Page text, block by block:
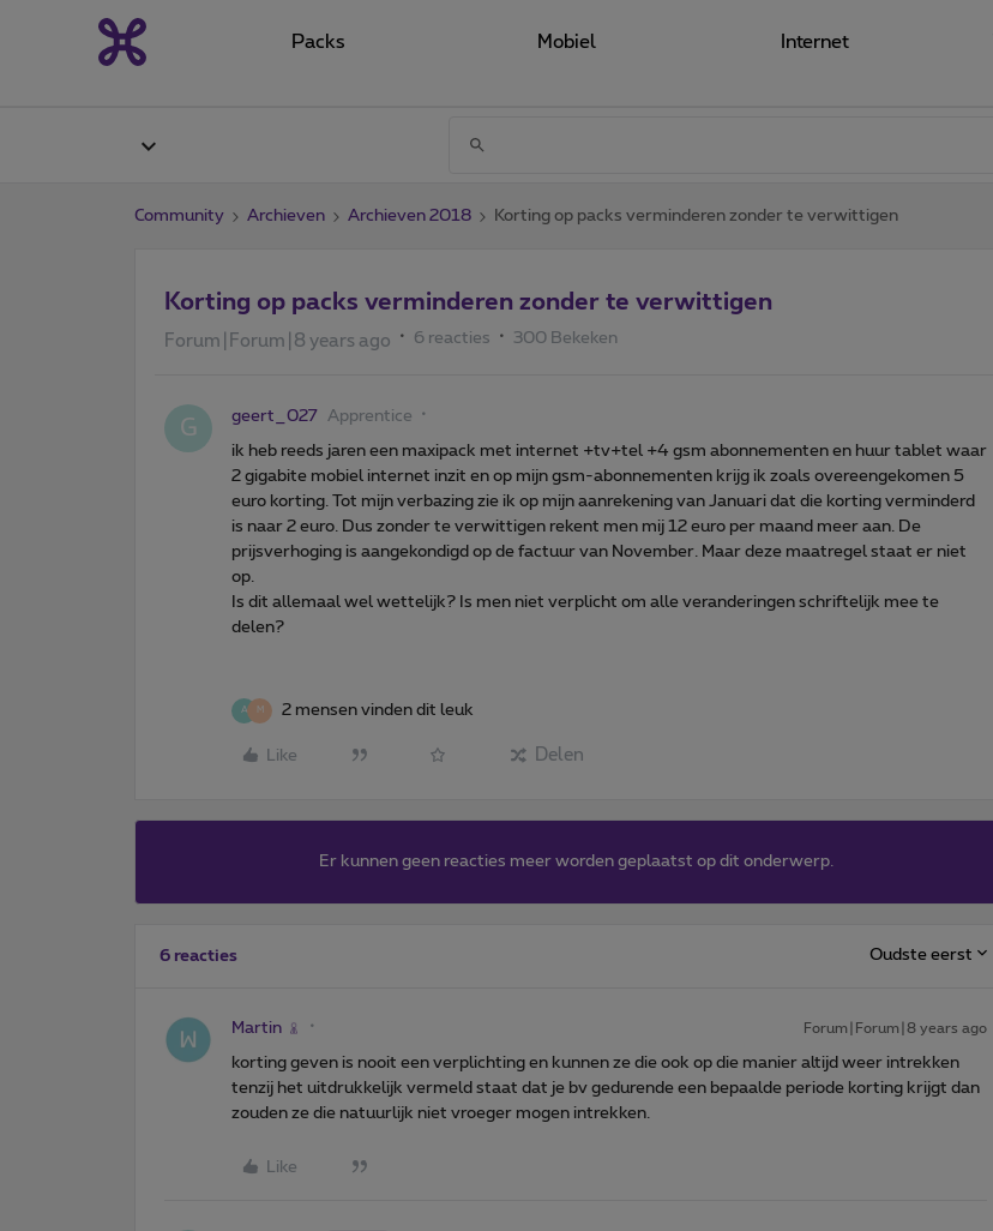
Packs Mobiel Internet
Community Archieven Archieven 2018 Korting op packs verminderen zonder te verwittigen
Korting op packs verminderen zonder te verwittigen
Forum|Forum|8 years ago 6 reacties 300 Bekeken
G geert_027 Apprentice
ik heb reeds jaren een maxipack met internet +tv+tel +4 gsm abonnementen en huur tablet waar
2 gigabite mobiel internet inzit en op mijn gsm-abonnementen krijg ik zoals overeengekomen 5
euro korting. Tot mijn verbazing zie ik op mijn aanrekening van Januari dat die korting verminderd
is naar 2 euro. Dus zonder te verwittigen rekent men mij 12 euro per maand meer aan. De
prijsverhoging is aangekondigd op de factuur van November. Maar deze maatregel staat er niet
op.
Is dit allemaal wel wettelijk? Is men niet verplicht om alle veranderingen schriftelijk mee te
delen?
A M 2 mensen vinden dit leuk
Like Delen
Er kunnen geen reacties meer worden geplaatst op dit onderwerp.
6 reacties Oudste eerst
Martin Forum|Forum|8 years ago
korting geven is nooit een verplichting en kunnen ze die ook op die manier altijd weer intrekken
tenzij het uitdrukkelijk vermeld staat dat je bv gedurende een bepaalde periode korting krijgt dan
zouden ze die natuurlijk niet vroeger mogen intrekken.
Like